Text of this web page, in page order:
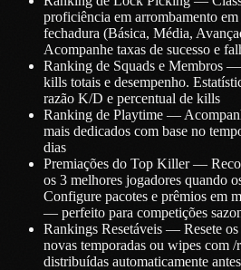
proficiência em arrombamento
fechadura (Básica, Média,
Acompanhe taxas de sucesso e
Ranking de Squads e Membros
kills totais e desempenho.
razão K/D e percentual de kills
Ranking de Playtime —
mais dedicados com base no
dias
Premiações do Top Killer —
os 3 melhores jogadores quando
Configure pacotes e prêmios em
— perfeito para competições
Rankings Resetáveis — Resete
novas temporadas ou wipes com
distribuídas automaticamente